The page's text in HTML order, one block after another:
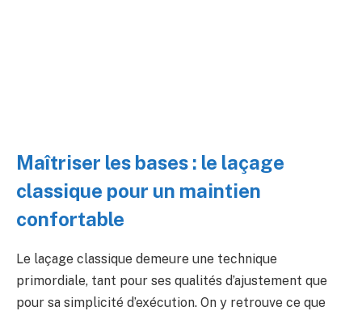
Maîtriser les bases : le laçage
classique pour un maintien
confortable
Le laçage classique demeure une technique
primordiale, tant pour ses qualités d’ajustement que
pour sa simplicité d’exécution. On y retrouve ce que